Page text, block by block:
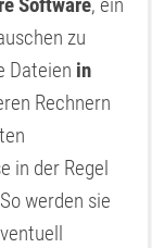
Software, ein
zu
Dateien in
Rechnern
in der Regel
werden sie